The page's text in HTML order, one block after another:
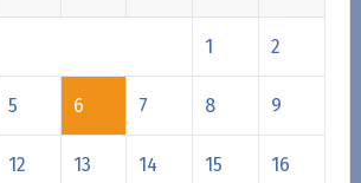
1 2
5 6 7 8 9
12 13 14 15 16